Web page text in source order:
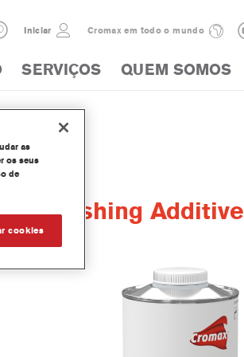
Iniciar Cromax em todo o mundo
SERVIÇOS QUEM SOMOS
Brushing Additive
as
os seus
de
cookies